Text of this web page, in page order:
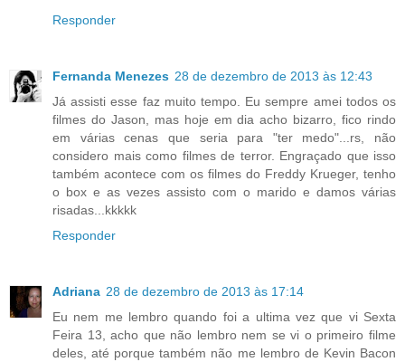
Responder
Fernanda Menezes 28 de dezembro de 2013 às 12:43
Já assisti esse faz muito tempo. Eu sempre amei todos os
filmes do Jason, mas hoje em dia acho bizarro, fico rindo
em várias cenas que seria para "ter medo"...rs, não
considero mais como filmes de terror. Engraçado que isso
também acontece com os filmes do Freddy Krueger, tenho
o box e as vezes assisto com o marido e damos várias
risadas...kkkkk
Responder
Adriana 28 de dezembro de 2013 às 17:14
Eu nem me lembro quando foi a ultima vez que vi Sexta
Feira 13, acho que não lembro nem se vi o primeiro filme
deles, até porque também não me lembro de Kevin Bacon